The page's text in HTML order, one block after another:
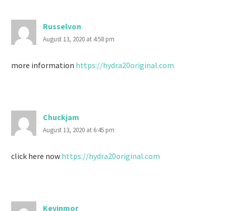
Russelvon
August 13, 2020 at 4:58 pm
more information https://hydra20original.com
Chuckjam
August 13, 2020 at 6:45 pm
click here now https://hydra20original.com
Kevinmor